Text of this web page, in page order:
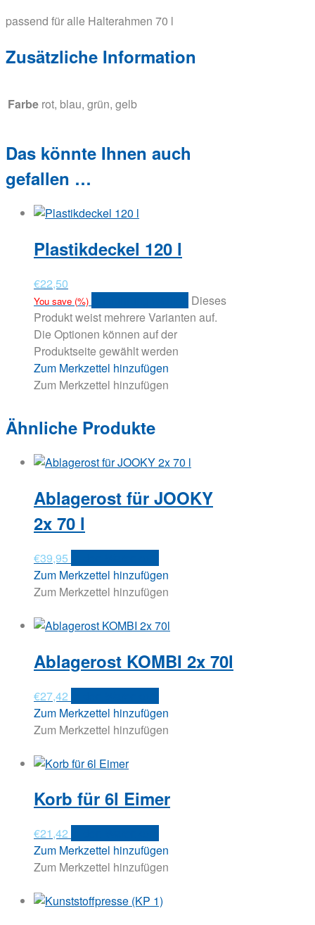
passend für alle Halterahmen 70 l
Zusätzliche Information
Farbe rot, blau, grün, gelb
Das könnte Ihnen auch
gefallen …
Plastikdeckel 120 l
€22,50
You save (%)
Dieses
Produkt weist mehrere Varianten auf.
Die Optionen können auf der
Produktseite gewählt werden
Zum Merkzettel hinzufügen
Zum Merkzettel hinzufügen
Ähnliche Produkte
Ablagerost für JOOKY
2x 70 l
€39,95
Zum Merkzettel hinzufügen
Zum Merkzettel hinzufügen
Ablagerost KOMBI 2x 70l
€27,42
Zum Merkzettel hinzufügen
Zum Merkzettel hinzufügen
Korb für 6l Eimer
€21,42
Zum Merkzettel hinzufügen
Zum Merkzettel hinzufügen